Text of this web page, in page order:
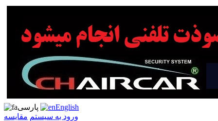
پارسی
English
ورود به سیستم مقایسه